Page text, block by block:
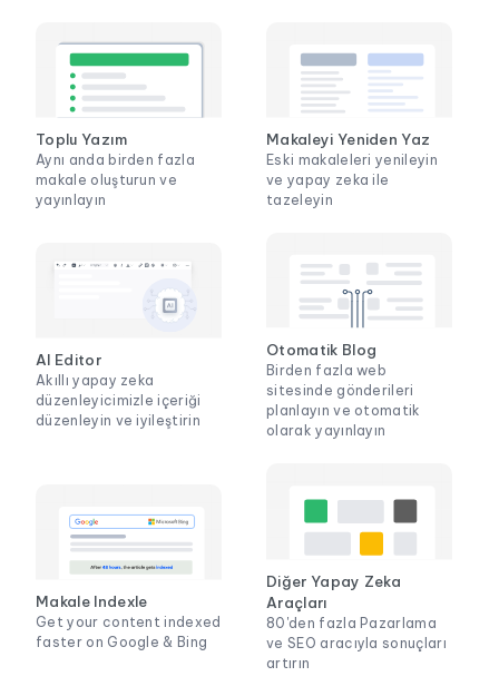
Toplu Yazım
Aynı anda birden fazla
makale oluşturun ve
yayınlayın
Makaleyi Yeniden Yaz
Eski makaleleri yenileyin
ve yapay zeka ile
tazeleyin
AI Editor
Akıllı yapay zeka
düzenleyicimizle içeriği
düzenleyin ve iyileştirin
Otomatik Blog
Birden fazla web
sitesinde gönderileri
planlayın ve otomatik
olarak yayınlayın
Makale Indexle
Get your content indexed
faster on Google & Bing
Diğer Yapay Zeka
Araçları
80'den fazla Pazarlama
ve SEO aracıyla sonuçları
artırın